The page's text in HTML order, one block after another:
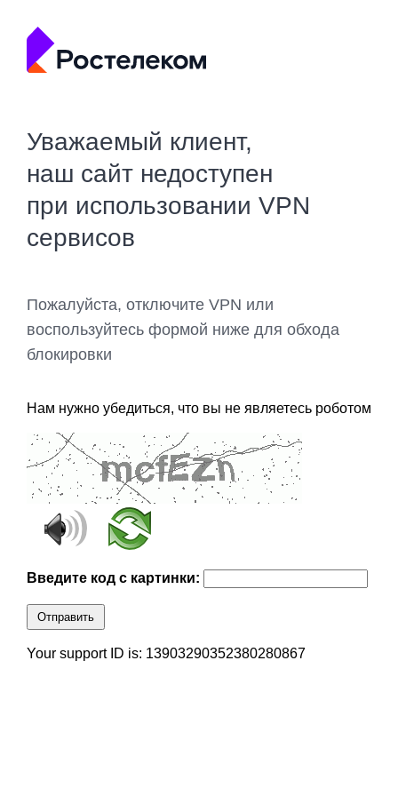
Уважаемый клиент,
наш сайт недоступен
при использовании VPN
сервисов
Пожалуйста, отключите VPN или
воспользуйтесь формой ниже для обхода
блокировки
Нам нужно убедиться, что вы не являетесь роботом
Введите код с картинки:
Отправить
Your support ID is: 13903290352380280867